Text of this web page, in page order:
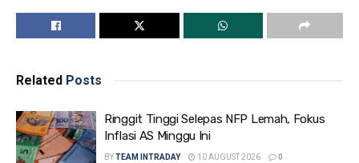
Related Posts
Ringgit Tinggi Selepas NFP Lemah, Fokus
Inflasi AS Minggu Ini
BYTEAM INTRADAY 10 AUGUST 2026 0